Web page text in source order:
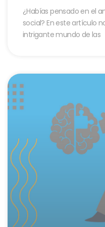
¿Habías pensado en el
social? En este artículo
intrigante mundo de las